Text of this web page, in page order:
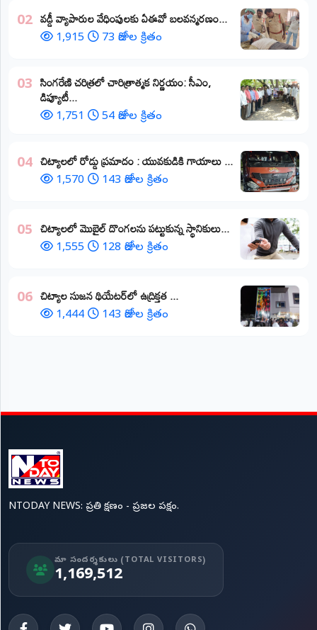
02 వడ్డీ వ్యాపారుల వేధింపులకు ఏఈవో బలవన్మరణం...
1,915 73 రోజుల క్రితం
03 ​సింగరేణి చరిత్రలో చారిత్రాత్మక నిర్ణయం: సీఎం,
డిప్యూటీ...
1,751 54 రోజుల క్రితం
04 చిట్యాలలో రోడ్డు ప్రమాదం : యువకుడికి గాయాలు ​...
1,570 143 రోజుల క్రితం
05 చిట్యాలలో మొబైల్ దొంగలను పట్టుకున్న స్థానికులు...
1,555 128 రోజుల క్రితం
06 చిట్యాల సుజన థియేటర్‌లో ఉద్రిక్తత ...
1,444 143 రోజుల క్రితం
NTODAY NEWS: ప్రతి క్షణం - ప్రజల పక్షం.
మా సందర్శకులు (TOTAL VISITORS)
1,169,512